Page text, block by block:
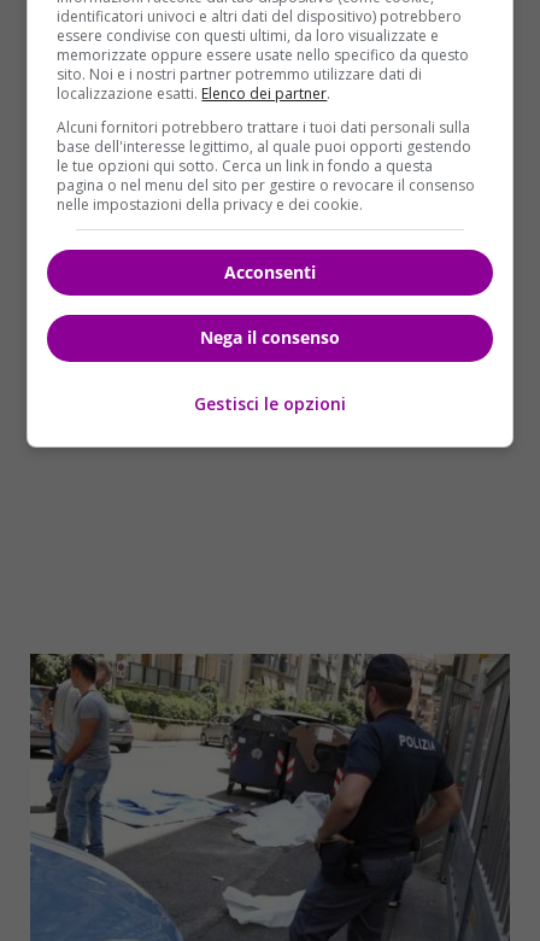
Proprio nella stessa mattinata, quanche ora prima della
tragedia, un vicino ha incontrato l’uomo al bar sotto casa,
ma nulla faceva presagire ciò che stava per accadere. “Ci
nella mattinata ha incontrato Luigi Biasini – lui leggeva il
giornale come sempre, sembrava tranquillo. Nessuno
avrebbe mai immaginato una tragedia del genere”. L’uomo,
probabilmente, una volta appresa la notizia della malattia,
ha deciso in poco tempo di compiere il folle gesto.
identificatori univoci e altri dati del dispositivo) potrebbero
essere condivise con questi ultimi, da loro visualizzate e
memorizzate oppure essere usate nello specifico da questo
sito. Noi e i nostri partner potremmo utilizzare dati di
localizzazione esatti. Elenco dei partner.
Alcuni fornitori potrebbero trattare i tuoi dati personali sulla
base dell'interesse legittimo, al quale puoi opporti gestendo
le tue opzioni qui sotto. Cerca un link in fondo a questa
pagina o nel menu del sito per gestire o revocare il consenso
nelle impostazioni della privacy e dei cookie.
Acconsenti
Nega il consenso
Gestisci le opzioni